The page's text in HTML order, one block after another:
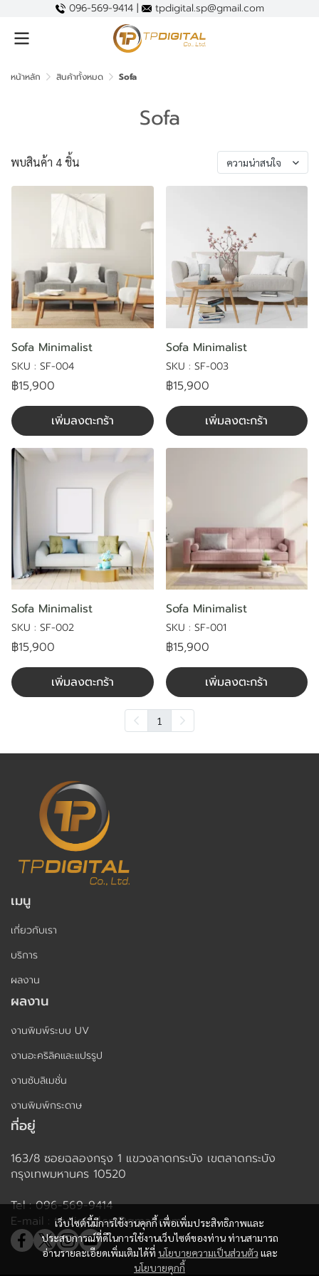
096-569-9414 | tpdigital.sp@gmail.com
หน้าหลัก สินค้าทั้งหมด Sofa
Sofa
พบสินค้า 4 ชิ้น ความน่าสนใจ
Sofa Minimalist
SKU : SF-004
฿15,900
เพิ่มลงตะกร้า
Sofa Minimalist
SKU : SF-003
฿15,900
เพิ่มลงตะกร้า
Sofa Minimalist
SKU : SF-002
฿15,900
เพิ่มลงตะกร้า
Sofa Minimalist
SKU : SF-001
฿15,900
เพิ่มลงตะกร้า
1
เว็บไซต์นี้มีการใช้งานคุกกี้ เพื่อเพิ่มประสิทธิภาพและ
ประสบการณ์ที่ดีในการใช้งานเว็บไซต์ของท่าน ท่านสามารถ
อ่านรายละเอียดเพิ่มเติมได้ที่ นโยบายความเป็นส่วนตัว และ
นโยบายคุกกี้
เมนู
เกี่ยวกับเรา
บริการ
ผลงาน
ผลงาน
งานพิมพ์ระบบ UV
งานอะคริลิคและแปรรูป
งานซับลิเมชั่น
งานพิมพ์กระดาษ
ที่อยู่
163/8 ซอยฉลองกรุง 1 แขวงลาดกระบัง เขตลาดกระบัง
กรุงเทพมหานคร 10520
Tel : 096-569-9414
E-mail : tpdigital.sp@gmail.com